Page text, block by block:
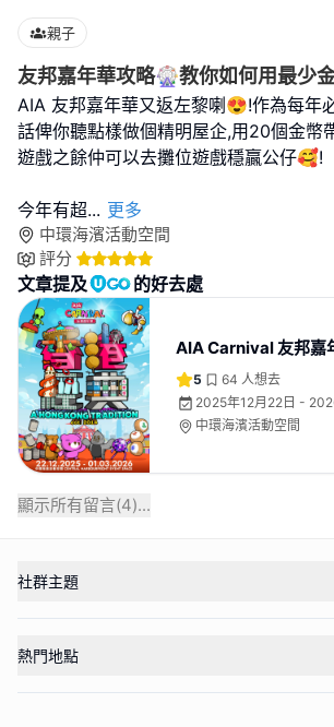
親子
友邦嘉年華攻略🎡教你如何用最少
AIA 友邦嘉年華又返左黎喇😍!作為每年
話俾你聽點樣做個精明屋企,用20個金幣
遊戲之餘仲可以去攤位遊戲穩贏公仔🥰!
今年有超... 更多
中環海濱活動空間
評分
文章提及 的好去處
AIA Carnival 友邦嘉
5 64 人想去
2025年12月22日 -
中環海濱活動空間
顯示所有留言(4)...
社群主題
熱門地點